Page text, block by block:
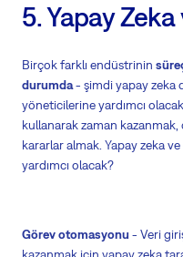
5. Yapay
Birçok farklı endüstrinin
durumda- şimdi yapay zeka
yöneticilerine yardımcı
kullanarak zaman
kararlar almak. Yapay zeka
yardımcı olacak?
Görev otomasyonu - Veri